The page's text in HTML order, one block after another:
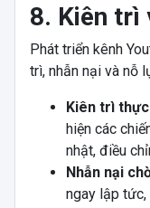
8. Kiên trì
Phát triển kênh
trì, nhẫn nại và nỗ
Kiên trì
hiện các
nhật, điều
Nhẫn nại
ngay lập tức,